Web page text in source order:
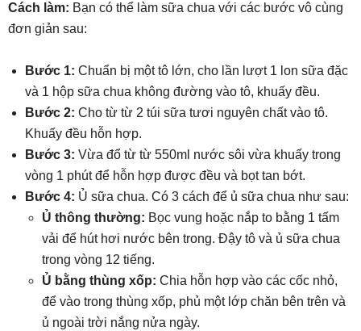
Cách làm: Bạn có thể làm sữa chua với các bước vô cùng
đơn giản sau:
Bước 1: Chuẩn bị một tô lớn, cho lần lượt 1 lon sữa đặc
và 1 hộp sữa chua không đường vào tô, khuấy đều.
Bước 2: Cho từ từ 2 túi sữa tươi nguyên chất vào tô.
Khuấy đều hỗn hợp.
Bước 3: Vừa đổ từ từ 550ml nước sôi vừa khuấy trong
vòng 1 phút để hỗn hợp được đều và bọt tan bớt.
Bước 4: Ủ sữa chua. Có 3 cách để ủ sữa chua như sau:
Ủ thông thường: Bọc vung hoặc nắp to bằng 1 tấm
vải để hút hơi nước bên trong. Đậy tô và ủ sữa chua
trong vòng 12 tiếng.
Ủ bằng thùng xốp: Chia hỗn hợp vào các cốc nhỏ,
để vào trong thùng xốp, phủ một lớp chăn bên trên và
ủ ngoài trời nắng nửa ngày.